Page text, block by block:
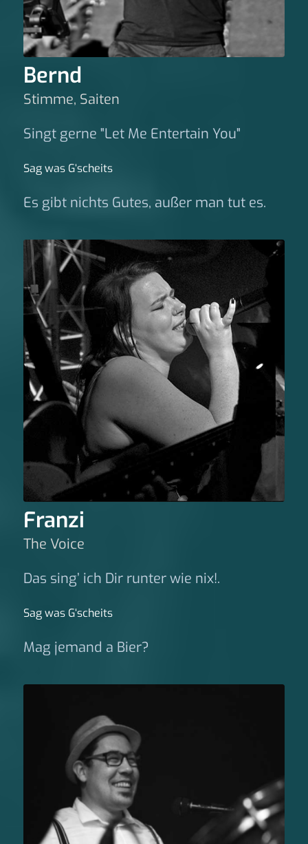
Bernd
Stimme, Saiten
Singt gerne "Let Me Entertain You"
Sag was G‘scheits
Es gibt nichts Gutes, außer man tut es.
Franzi
The Voice
Das sing’ ich Dir runter wie nix!.
Sag was G‘scheits
Mag jemand a Bier?